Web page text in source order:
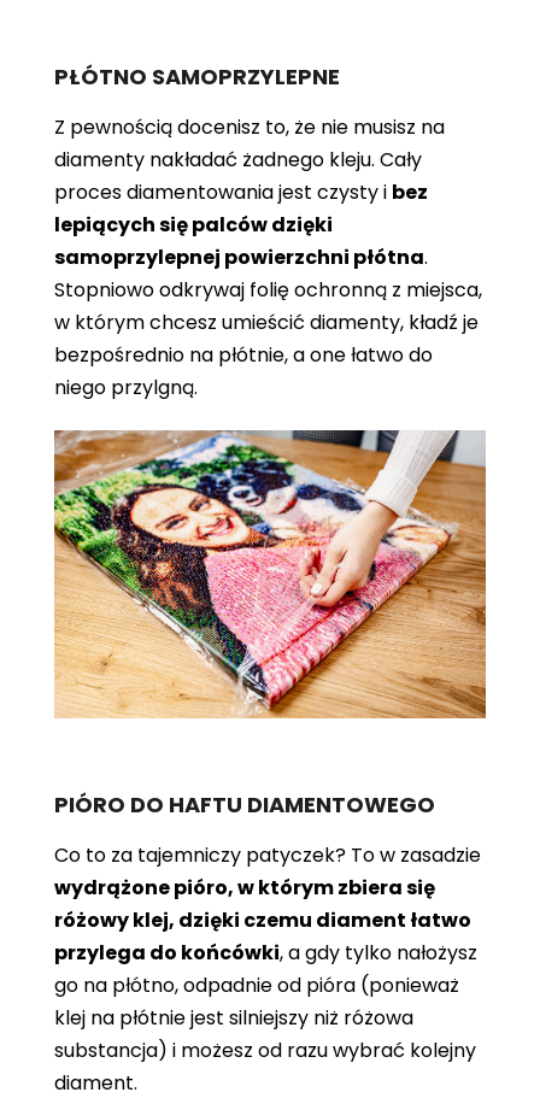
PŁÓTNO SAMOPRZYLEPNE
Z pewnością docenisz to, że nie musisz na
diamenty nakładać żadnego kleju. Cały
proces diamentowania jest czysty i bez
lepiących się palców dzięki
samoprzylepnej powierzchni płótna.
Stopniowo odkrywaj folię ochronną z miejsca,
w którym chcesz umieścić diamenty, kładź je
bezpośrednio na płótnie, a one łatwo do
niego przylgną.
PIÓRO DO HAFTU DIAMENTOWEGO
Co to za tajemniczy patyczek? To w zasadzie
wydrążone pióro, w którym zbiera się
różowy klej, dzięki czemu diament łatwo
przylega do końcówki, a gdy tylko nałożysz
go na płótno, odpadnie od pióra (ponieważ
klej na płótnie jest silniejszy niż różowa
substancja) i możesz od razu wybrać kolejny
diament.